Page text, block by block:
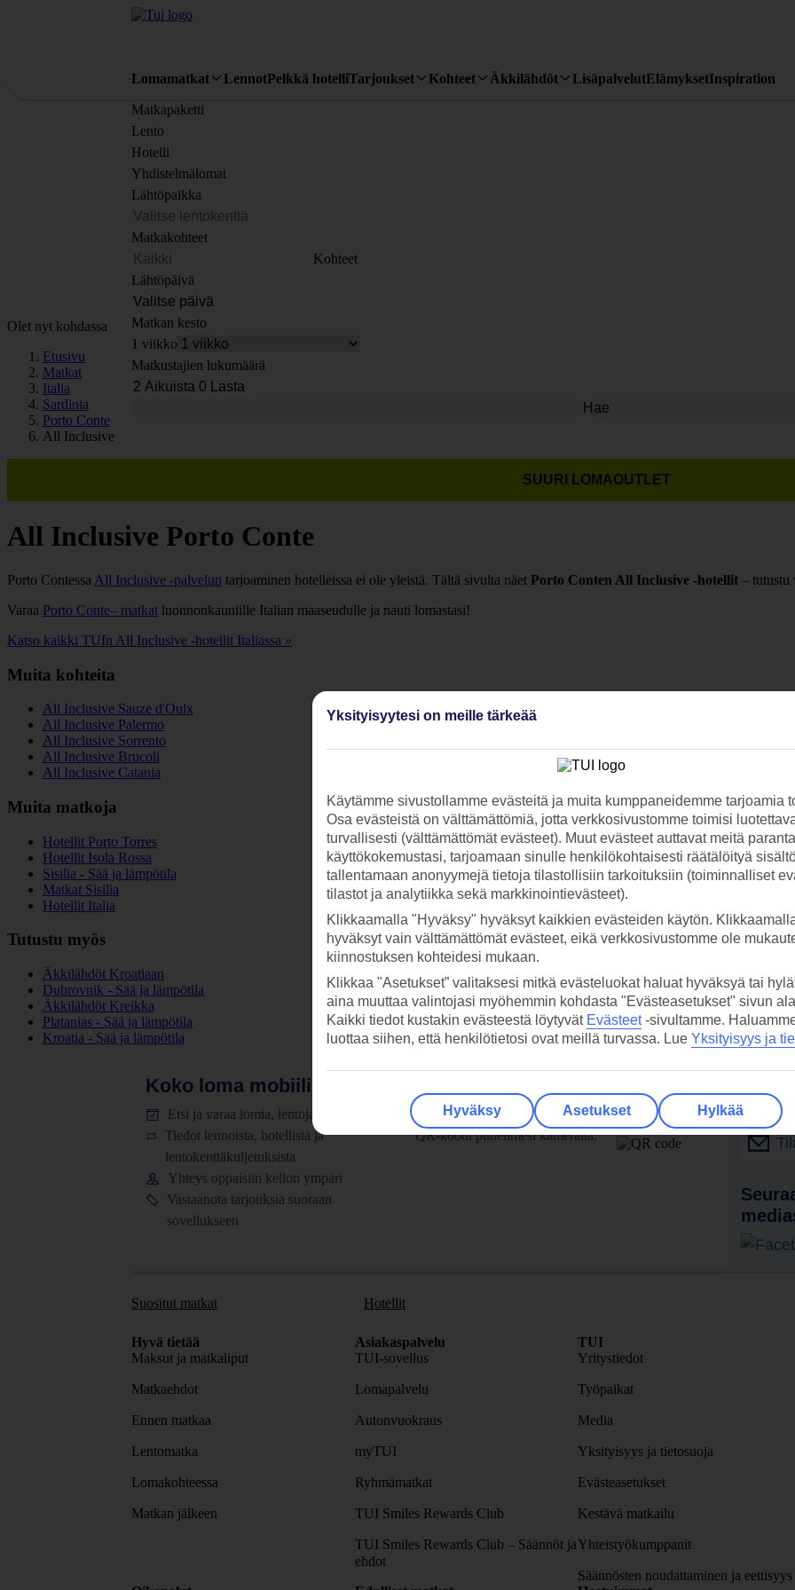
Lomamatkat LennotPelkkä hotelliTarjoukset Kohteet Äkkilähdöt LisäpalvelutElämyksetInspiration
Matkapaketti
Lento
Hotelli
Yhdistelmälomat
Lähtöpaikka
Matkakohteet
Kohteet
Lähtöpäivä
Matkan kesto
1 viikko
Matkustajien lukumäärä
Hae
Olet nyt kohdassa
Etusivu
Matkat
Italia
Sardinia
Porto Conte
All Inclusive
SUURI LOMAOUTLET
All Inclusive Porto Conte
Porto Contessa All Inclusive -palvelun tarjoaminen hotelleissa ei ole yleistä. Tältä sivulta näet Porto Conten All Inclusive -hotellit – tutustu
Varaa Porto Conte– matkat luonnonkauniille Italian maaseudulle ja nauti lomastasi!
Katso kaikki TUIn All Inclusive -hotellit Italiassa »
Muita kohteita
All Inclusive Sauze d'Oulx
All Inclusive Palermo
All Inclusive Sorrento
All Inclusive Brucoli
All Inclusive Catania
Muita matkoja
Hotellit Porto Torres
Hotellit Isola Rossa
Sisilia - Sää ja lämpötila
Matkat Sisilia
Hotellit Italia
Tutustu myös
Äkkilähdöt Kroatiaan
Dubrovnik - Sää ja lämpötila
Äkkilähdöt Kreikka
Platanias - Sää ja lämpötila
Kroatia - Sää ja lämpötila
Koko loma mobiilissa.
Etsi ja varaa lomia, lentoja ja hotelleja
Tiedot lennoista, hotellista ja
lentokenttäkuljetuksista
Yhteys oppaisiin kellon ympäri
Vastaanota tarjouksia suoraan
sovellukseen
Lataa sovellus kätevästi lukemalla
QR-koodi puhelimesi kameralla.
Suositut matkat Hotellit
Hyvä tietää
Maksut ja matkaliput
Matkaehdot
Ennen matkaa
Lentomatka
Lomakohteessa
Matkan jälkeen
Asiakaspalvelu
TUI-sovellus
Lomapalvelu
Autonvuokraus
myTUI
Ryhmämatkat
TUI Smiles Rewards Club
TUI Smiles Rewards Club – Säännöt ja
ehdot
TUI
Yritystiedot
Työpaikat
Media
Yksityisyys ja tietosuoja
Evästeasetukset
Kestävä matkailu
Yhteistyökumppanit
Säännösten noudattaminen ja eettisyys
Yksityisyytesi on meille tärkeää
Käytämme sivustollamme evästeitä ja muita kumppaneidemme tarjoamia
Osa evästeistä on välttämättömiä, jotta verkkosivustomme toimisi
turvallisesti (välttämättömät evästeet). Muut evästeet auttavat meitä
käyttökokemustasi, tarjoamaan sinulle henkilökohtaisesti räätälöityä
tallentamaan anonyymejä tietoja tilastollisiin tarkoituksiin (toiminnalliset
tilastot ja analytiikka sekä markkinointievästeet).
Klikkaamalla "Hyväksy" hyväksyt kaikkien evästeiden käytön.
hyväksyt vain välttämättömät evästeet, eikä verkkosivustomme ole
kiinnostuksen kohteidesi mukaan.
Klikkaa "Asetukset” valitaksesi mitkä evästeluokat haluat hyväksyä tai
aina muuttaa valintojasi myöhemmin kohdasta "Evästeasetukset" sivun
Kaikki tiedot kustakin evästeestä löytyvät Evästeet-sivultamme.
luottaa siihen, että henkilötietosi ovat meillä turvassa. Lue Yksityisyys ja
Hyväksy Asetukset Hylkää